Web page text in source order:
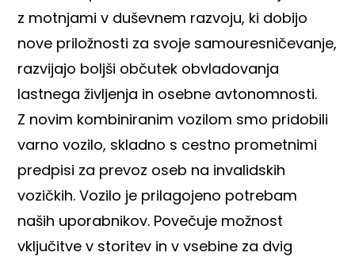
z motnjami v duševnem razvoju, ki dobijo
nove priložnosti za svoje samouresničevanje,
razvijajo boljši občutek obvladovanja
lastnega življenja in osebne avtonomnosti.
Z novim kombiniranim vozilom smo pridobili
varno vozilo, skladno s cestno prometnimi
predpisi za prevoz oseb na invalidskih
vozičkih. Vozilo je prilagojeno potrebam
naših uporabnikov. Povečuje možnost
vključitve v storitev in v vsebine za dvig